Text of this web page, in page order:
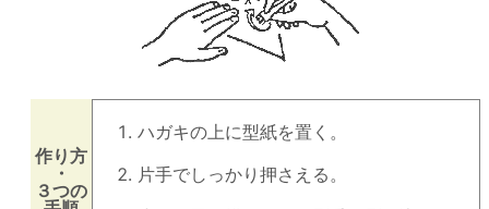
作り方
・
３つの
ハガキの上に型紙を置く。
片手でしっかり押さえる。